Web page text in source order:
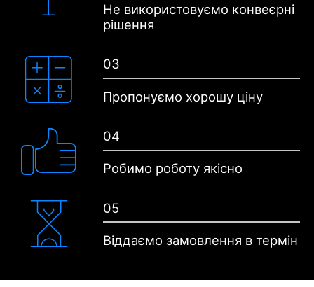
Не використовуємо конвеєрні
рішення
03
Пропонуємо хорошу ціну
04
Робимо роботу якісно
05
Віддаємо замовлення в термін